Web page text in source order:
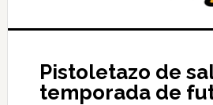
Pistoletazo de
temporada de